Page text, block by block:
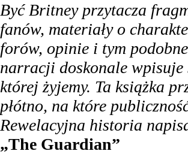
Być Britney przytacza
fanów, materiały o
forów, opinie i tym
narracji doskonale wpisuje
której żyjemy. Ta książka
płótno, na które
Rewelacyjna historia
„The Guardian”